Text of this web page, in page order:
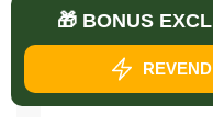
🎁 BONUS